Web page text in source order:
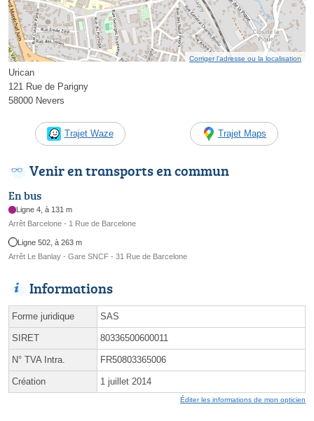
Corriger l’adresse ou la localisation
Urican
121 Rue de Parigny
58000 Nevers
Trajet Waze Trajet Maps
Venir en transports en commun
En bus
Ligne 4, à 131 m
Arrêt Barcelone - 1 Rue de Barcelone
Ligne 502, à 263 m
Arrêt Le Banlay - Gare SNCF - 31 Rue de Barcelone
Informations
Forme juridique SAS
SIRET 80336500600011
N° TVA Intra. FR50803365006
Création 1 juillet 2014
Éditer les informations de mon opticien